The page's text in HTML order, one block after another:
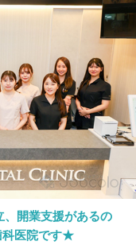
開業支援があるの
科医院です★